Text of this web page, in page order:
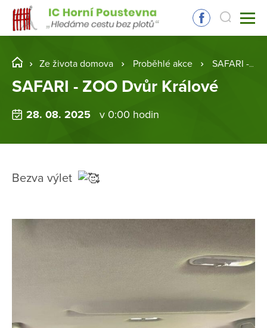
Ze života domova Proběhlé akce SAFARI - ZOO Dvůr Králové
SAFARI - ZOO Dvůr Králové
28. 08. 2025 v 0:00 hodin
Bezva výlet